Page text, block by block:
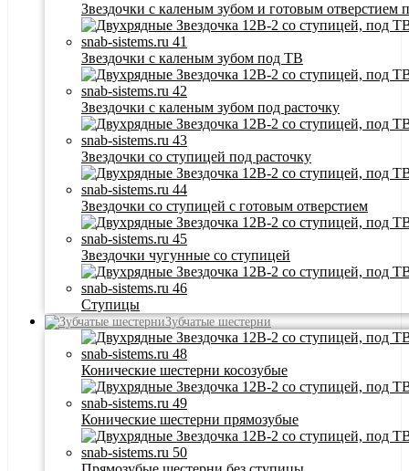
Звездочки с каленым зубом и готовым отверстием
Звездочки с каленым зубом под ТВ
Звездочки с каленым зубом под расточку
Звездочки со ступицей под расточку
Звездочки со ступицей с готовым отверстием
Звездочки чугунные со ступицей
Ступицы
Зубчатые шестерни
Конические шестерни косозубые
Конические шестерни прямозубые